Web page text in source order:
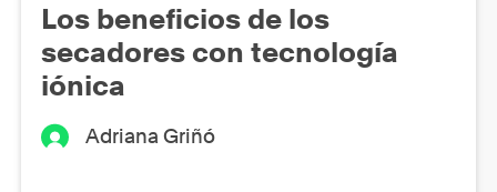
Los beneficios de los
secadores con tecnología
iónica
Adriana Griñó